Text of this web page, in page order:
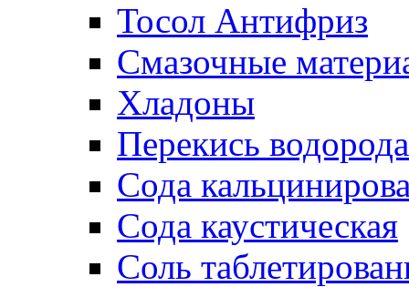
Тосол Антифриз
Смазочные
Хладоны
Перекись водорода
Сода
Сода каустическая
Соль